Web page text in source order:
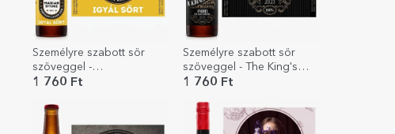
Személyre szabott sör
szöveggel -
Takarékoskodj a vízzel,
1 760 Ft
Személyre szabott sör
szöveggel - The King's
Beer
1 760 Ft